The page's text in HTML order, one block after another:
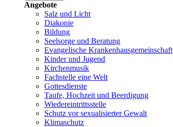
Angebote
Salz und Licht
Diakonie
Bildung
Seelsorge und Beratung
Evangelische Krankenhausgemeinschaft
Kinder und Jugend
Kirchenmusik
Fachstelle eine Welt
Gottesdienste
Taufe, Hochzeit und Beerdigung
Wiedereintrittsstelle
Schutz vor sexualisierter Gewalt
Klimaschutz